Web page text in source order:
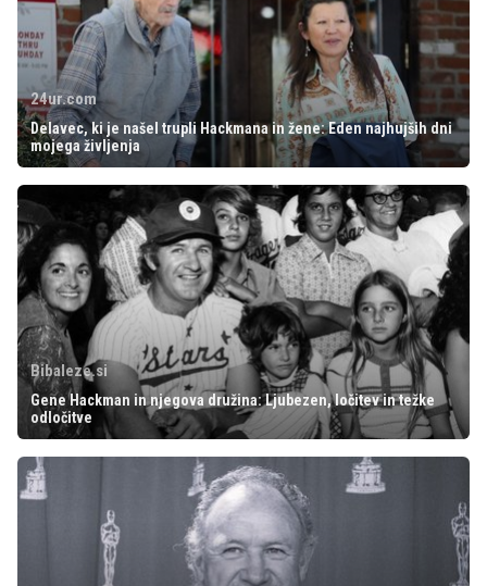
24ur.com
Delavec, ki je našel trupli Hackmana in žene: Eden najhujših dni
mojega življenja
Bibaleze.si
Gene Hackman in njegova družina: Ljubezen, ločitev in težke
odločitve